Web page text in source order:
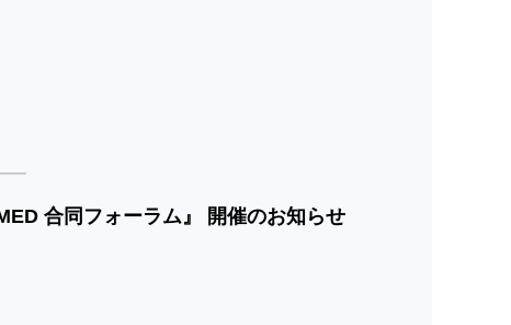
合同フォーラム』 開催のお知らせ